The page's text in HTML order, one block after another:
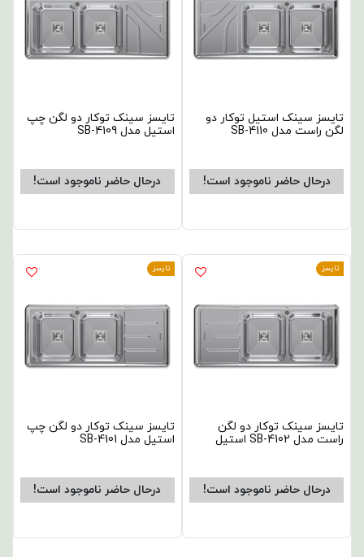
تایسز سینک استیل توکار دو
لگن راست مدل SB-4110
درحال حاضر ناموجود است!
تایسز سینک توکار دو لگن چپ
استیل مدل SB-4109
درحال حاضر ناموجود است!
تایسز
تایسز سینک توکار دو لگن
راست مدل SB-4102 استیل
درحال حاضر ناموجود است!
تایسز
تایسز سینک توکار دو لگن چپ
استیل مدل SB-4101
درحال حاضر ناموجود است!